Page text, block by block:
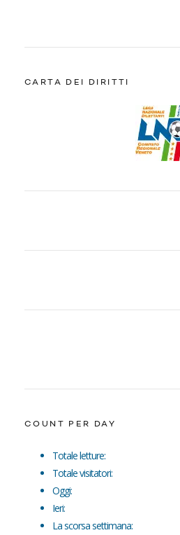
CARTA DEI DIRITTI
COUNT PER DAY
Totale letture:
Totale visitatori:
Oggi:
Ieri:
La scorsa settimana: